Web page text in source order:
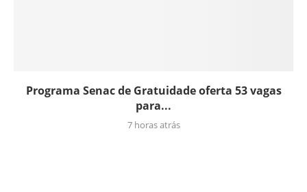
Programa Senac de Gratuidade oferta 53 vagas
para...
7 horas atrás